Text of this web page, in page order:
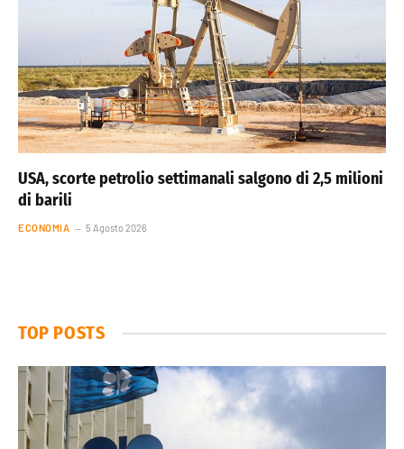
USA, scorte petrolio settimanali salgono di 2,5 milioni
di barili
ECONOMIA 5 Agosto 2026
TOP POSTS